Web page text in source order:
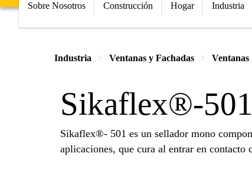
Sobre Nosotros Construcción Hogar Industria
Industria Ventanas y Fachadas Ventanas
Sikaflex®-
Sikaflex®- 501 es un sellador mono
aplicaciones, que cura al entrar en contacto